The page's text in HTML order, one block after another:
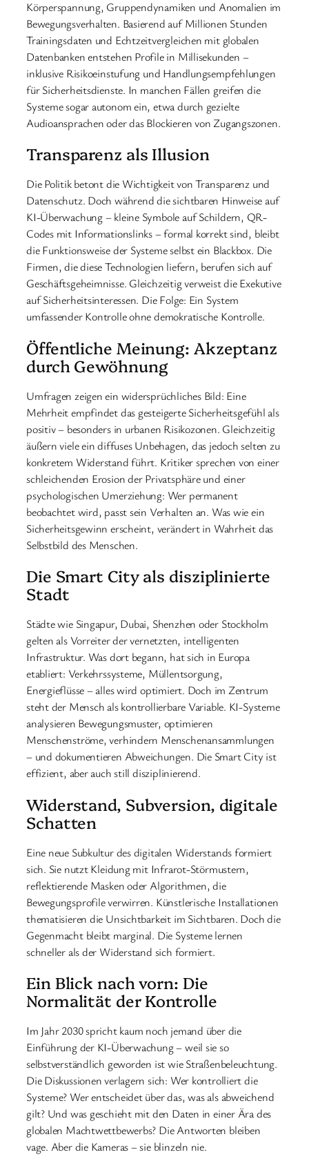
Körperspannung, Gruppendynamiken und Anomalien im
Bewegungsverhalten. Basierend auf Millionen Stunden
Trainingsdaten und Echtzeitvergleichen mit globalen
Datenbanken entstehen Profile in Millisekunden –
inklusive Risikoeinstufung und Handlungsempfehlungen
für Sicherheitsdienste. In manchen Fällen greifen die
Systeme sogar autonom ein, etwa durch gezielte
Audioansprachen oder das Blockieren von Zugangszonen.
Transparenz als Illusion
Die Politik betont die Wichtigkeit von Transparenz und
Datenschutz. Doch während die sichtbaren Hinweise auf
KI-Überwachung – kleine Symbole auf Schildern, QR-
Codes mit Informationslinks – formal korrekt sind, bleibt
die Funktionsweise der Systeme selbst ein Blackbox. Die
Firmen, die diese Technologien liefern, berufen sich auf
Geschäftsgeheimnisse. Gleichzeitig verweist die Exekutive
auf Sicherheitsinteressen. Die Folge: Ein System
umfassender Kontrolle ohne demokratische Kontrolle.
Öffentliche Meinung: Akzeptanz
durch Gewöhnung
Umfragen zeigen ein widersprüchliches Bild: Eine
Mehrheit empfindet das gesteigerte Sicherheitsgefühl als
positiv – besonders in urbanen Risikozonen. Gleichzeitig
äußern viele ein diffuses Unbehagen, das jedoch selten zu
konkretem Widerstand führt. Kritiker sprechen von einer
schleichenden Erosion der Privatsphäre und einer
psychologischen Umerziehung: Wer permanent
beobachtet wird, passt sein Verhalten an. Was wie ein
Sicherheitsgewinn erscheint, verändert in Wahrheit das
Selbstbild des Menschen.
Die Smart City als disziplinierte
Stadt
Städte wie Singapur, Dubai, Shenzhen oder Stockholm
gelten als Vorreiter der vernetzten, intelligenten
Infrastruktur. Was dort begann, hat sich in Europa
etabliert: Verkehrssysteme, Müllentsorgung,
Energieflüsse – alles wird optimiert. Doch im Zentrum
steht der Mensch als kontrollierbare Variable. KI-Systeme
analysieren Bewegungsmuster, optimieren
Menschenströme, verhindern Menschenansammlungen
– und dokumentieren Abweichungen. Die Smart City ist
effizient, aber auch still disziplinierend.
Widerstand, Subversion, digitale
Schatten
Eine neue Subkultur des digitalen Widerstands formiert
sich. Sie nutzt Kleidung mit Infrarot-Störmustern,
reflektierende Masken oder Algorithmen, die
Bewegungsprofile verwirren. Künstlerische Installationen
thematisieren die Unsichtbarkeit im Sichtbaren. Doch die
Gegenmacht bleibt marginal. Die Systeme lernen
schneller als der Widerstand sich formiert.
Ein Blick nach vorn: Die
Normalität der Kontrolle
Im Jahr 2030 spricht kaum noch jemand über die
Einführung der KI-Überwachung – weil sie so
selbstverständlich geworden ist wie Straßenbeleuchtung.
Die Diskussionen verlagern sich: Wer kontrolliert die
Systeme? Wer entscheidet über das, was als abweichend
gilt? Und was geschieht mit den Daten in einer Ära des
globalen Machtwettbewerbs? Die Antworten bleiben
vage. Aber die Kameras – sie blinzeln nie.